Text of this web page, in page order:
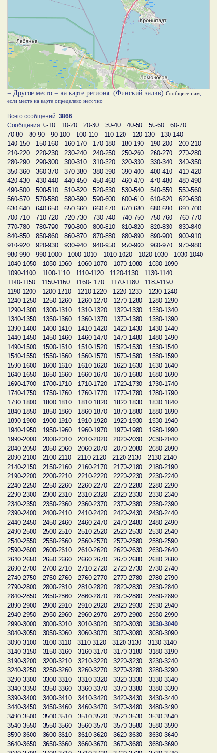
= Другое место = на карте региона: (Финский залив) Сообщите нам
если место на карте определено неточно
Всего сообщений: 3866
Сообщения: 0-10 10-20 20-30 30-40 40-50 50-60
60-70
70-80
80-90 90-100 100-110 110-120 120-130
130-140
140-150
150-160 160-170 170-180 180-190 190-200
200-210
210-220
220-230 230-240 240-250 250-260 260-270
270-280
280-290
290-300 300-310 310-320 320-330 330-340
340-350
350-360
360-370 370-380 380-390 390-400 400-410
410-420
420-430
430-440 440-450 450-460 460-470 470-480
480-490
490-500
500-510 510-520 520-530 530-540 540-550
550-560
560-570
570-580 580-590 590-600 600-610 610-620
620-630
630-640
640-650 650-660 660-670 670-680 680-690
690-700
700-710
710-720 720-730 730-740 740-750 750-760
760-770
770-780
780-790 790-800 800-810 810-820 820-830
830-840
840-850
850-860 860-870 870-880 880-890 890-900
900-910
910-920
920-930 930-940 940-950 950-960 960-970
970-980
980-990
990-1000 1000-1010 1010-1020 1020-1030
1030-1040
1040-1050
1050-1060 1060-1070 1070-1080
1080-1090
1090-1100
1100-1110 1110-1120 1120-1130
1130-1140
1140-1150
1150-1160 1160-1170 1170-1180
1180-1190
1190-1200
1200-1210 1210-1220 1220-1230
1230-1240
1240-1250
1250-1260 1260-1270 1270-1280
1280-1290
1290-1300
1300-1310 1310-1320 1320-1330
1330-1340
1340-1350
1350-1360 1360-1370 1370-1380
1380-1390
1390-1400
1400-1410 1410-1420 1420-1430
1430-1440
1440-1450
1450-1460 1460-1470 1470-1480
1480-1490
1490-1500
1500-1510 1510-1520 1520-1530
1530-1540
1540-1550
1550-1560 1560-1570 1570-1580
1580-1590
1590-1600
1600-1610 1610-1620 1620-1630
1630-1640
1640-1650
1650-1660 1660-1670 1670-1680
1680-1690
1690-1700
1700-1710 1710-1720 1720-1730
1730-1740
1740-1750
1750-1760 1760-1770 1770-1780
1780-1790
1790-1800
1800-1810 1810-1820 1820-1830
1830-1840
1840-1850
1850-1860 1860-1870 1870-1880
1880-1890
1890-1900
1900-1910 1910-1920 1920-1930
1930-1940
1940-1950
1950-1960 1960-1970 1970-1980
1980-1990
1990-2000
2000-2010 2010-2020 2020-2030
2030-2040
2040-2050
2050-2060 2060-2070 2070-2080
2080-2090
2090-2100
2100-2110 2110-2120 2120-2130
2130-2140
2140-2150
2150-2160 2160-2170 2170-2180
2180-2190
2190-2200
2200-2210 2210-2220 2220-2230
2230-2240
2240-2250
2250-2260 2260-2270 2270-2280
2280-2290
2290-2300
2300-2310 2310-2320 2320-2330
2330-2340
2340-2350
2350-2360 2360-2370 2370-2380
2380-2390
2390-2400
2400-2410 2410-2420 2420-2430
2430-2440
2440-2450
2450-2460 2460-2470 2470-2480
2480-2490
2490-2500
2500-2510 2510-2520 2520-2530
2530-2540
2540-2550
2550-2560 2560-2570 2570-2580
2580-2590
2590-2600
2600-2610 2610-2620 2620-2630
2630-2640
2640-2650
2650-2660 2660-2670 2670-2680
2680-2690
2690-2700
2700-2710 2710-2720 2720-2730
2730-2740
2740-2750
2750-2760 2760-2770 2770-2780
2780-2790
2790-2800
2800-2810 2810-2820 2820-2830
2830-2840
2840-2850
2850-2860 2860-2870 2870-2880
2880-2890
2890-2900
2900-2910 2910-2920 2920-2930
2930-2940
2940-2950
2950-2960 2960-2970 2970-2980
2980-2990
2990-3000
3000-3010 3010-3020 3020-3030
3030-3040
3040-3050
3050-3060 3060-3070 3070-3080
3080-3090
3090-3100
3100-3110 3110-3120 3120-3130
3130-3140
3140-3150
3150-3160 3160-3170 3170-3180
3180-3190
3190-3200
3200-3210 3210-3220 3220-3230
3230-3240
3240-3250
3250-3260 3260-3270 3270-3280
3280-3290
3290-3300
3300-3310 3310-3320 3320-3330
3330-3340
3340-3350
3350-3360 3360-3370 3370-3380
3380-3390
3390-3400
3400-3410 3410-3420 3420-3430
3430-3440
3440-3450
3450-3460 3460-3470 3470-3480
3480-3490
3490-3500
3500-3510 3510-3520 3520-3530
3530-3540
3540-3550
3550-3560 3560-3570 3570-3580
3580-3590
3590-3600
3600-3610 3610-3620 3620-3630
3630-3640
3640-3650
3650-3660 3660-3670 3670-3680
3680-3690